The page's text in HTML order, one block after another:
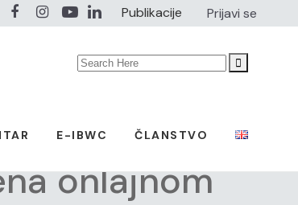
Publikacije Prijavi se
Search
E-IBWC ČLANSTVO
onlajnom